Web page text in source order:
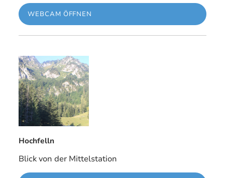
WEBCAM ÖFFNEN
Hochfelln
Blick von der Mittelstation